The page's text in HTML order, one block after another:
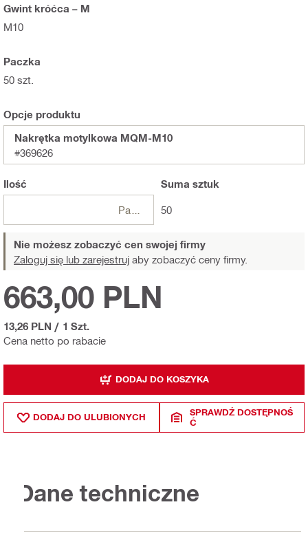
Gwint króćca – M
M10
Paczka
50 szt.
Opcje produktu
Nakrętka motylkowa MQM-M10
#369626
Ilość Suma sztuk
50
Nie możesz zobaczyć cen swojej firmy
Zaloguj się lub zarejestruj aby zobaczyć ceny firmy.
Cena netto po rabacie
663,00 PLN
13,26 PLN / 1 Szt.
DODAJ DO KOSZYKA
DODAJ DO ULUBIONYCH
SPRAWDŹ DOSTĘPNOŚ
Ć
Dane techniczne